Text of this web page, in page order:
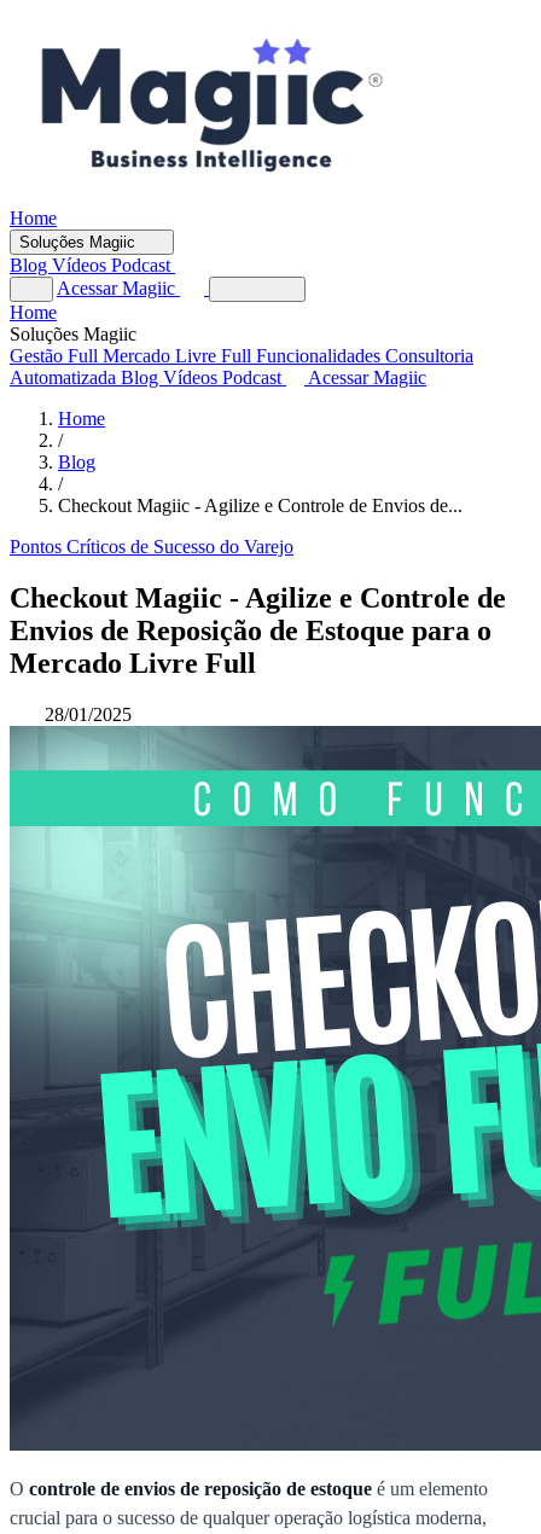
Home
Soluções Magiic
Blog Vídeos Podcast
Acessar Magiic
Home
Soluções Magiic
Gestão Full Mercado Livre Full Funcionalidades Consultoria
Automatizada Blog Vídeos Podcast
Acessar Magiic
Home
/
Blog
/
Checkout Magiic - Agilize e Controle de Envios de...
Pontos Críticos de Sucesso do Varejo
Checkout Magiic - Agilize e Controle de
Envios de Reposição de Estoque para o
Mercado Livre Full
28/01/2025
O controle de envios de reposição de estoque é um elemento
crucial para o sucesso de qualquer operação logística moderna,